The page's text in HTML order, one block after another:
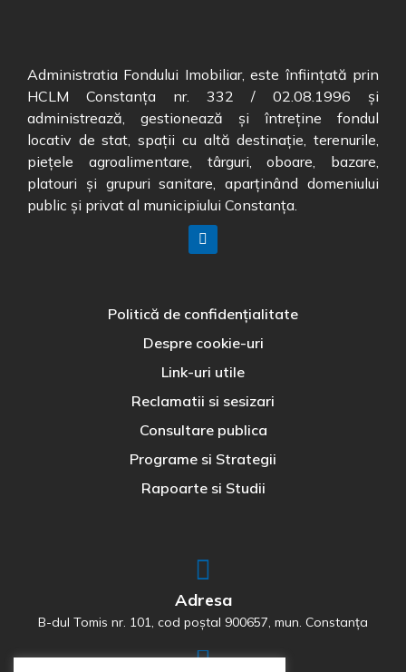
Administratia Fondului Imobiliar, este înființată prin
HCLM Constanța nr. 332 / 02.08.1996 și
administrează, gestionează și întreține fondul
locativ de stat, spații cu altă destinație, terenurile,
piețele agroalimentare, târguri, oboare, bazare,
platouri și grupuri sanitare, aparținând domeniului
public și privat al municipiului Constanța.
Politică de confidențialitate
Despre cookie-uri
Link-uri utile
Reclamatii si sesizari
Consultare publica
Programe si Strategii
Rapoarte si Studii
Adresa
B-dul Tomis nr. 101, cod poștal 900657, mun. Constanța